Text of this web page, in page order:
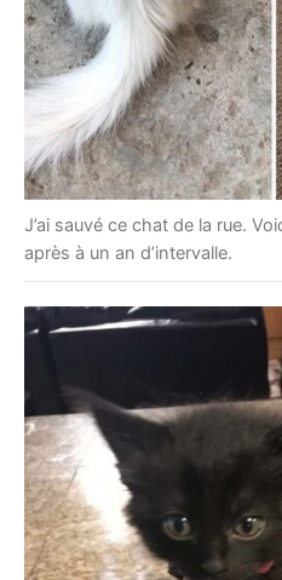
J’ai sauvé ce chat de la rue.
après à un an d’intervalle.